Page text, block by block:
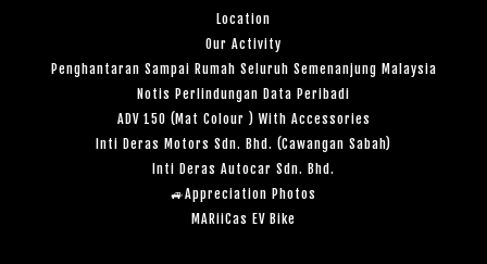
Location
Our Activity
Penghantaran Sampai Rumah Seluruh Semenanjung Malaysia
Notis Perlindungan Data Peribadi
ADV 150 (Mat Colour ) With Accessories
Inti Deras Motors Sdn. Bhd. (Cawangan Sabah)
Inti Deras Autocar Sdn. Bhd.
🚙Appreciation Photos
MARiiCas EV Bike